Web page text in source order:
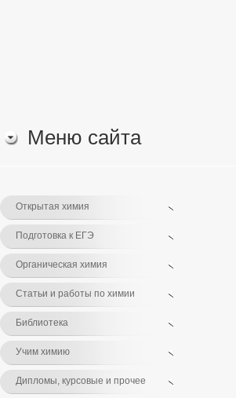
Меню сайта
Открытая химия
Подготовка к ЕГЭ
Органическая химия
Статьи и работы по химии
Библиотека
Учим химию
Дипломы, курсовые и прочее